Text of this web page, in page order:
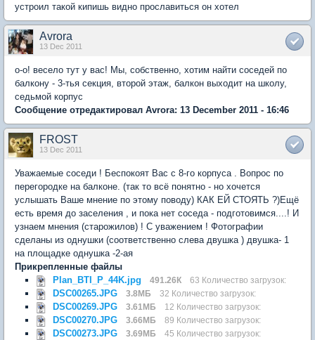
устроил такой кипишь видно прославиться он хотел
Avrora
13 Dec 2011
о-о! весело тут у вас! Мы, собственно, хотим найти соседей по
балкону - 3-тья секция, второй этаж, балкон выходит на школу,
седьмой корпус
Сообщение отредактировал Avrora: 13 December 2011 - 16:46
FROST
13 Dec 2011
Уважаемые соседи ! Беспокоят Вас с 8-го корпуса . Вопрос по
перегородке на балконе. (так то всё понятно - но хочется
услышать Ваше мнение по этому поводу) КАК ЕЙ СТОЯТЬ ?)Ещё
есть время до заселения , и пока нет соседа - подготовимся....! И
узнаем мнения (старожилов) ! С уважением ! Фотографии
сделаны из однушки (соответственно слева двушка ) двушка- 1
на площадке однушка -2-ая
Прикрепленные файлы
Plan_BTI_P_44K.jpg
491.26К 63 Количество загрузок:
DSC00265.JPG 3.8МБ 32 Количество загрузок:
DSC00269.JPG 3.61МБ 12 Количество загрузок:
DSC00270.JPG 3.66МБ 89 Количество загрузок:
DSC00273.JPG 3.69МБ 45 Количество загрузок: